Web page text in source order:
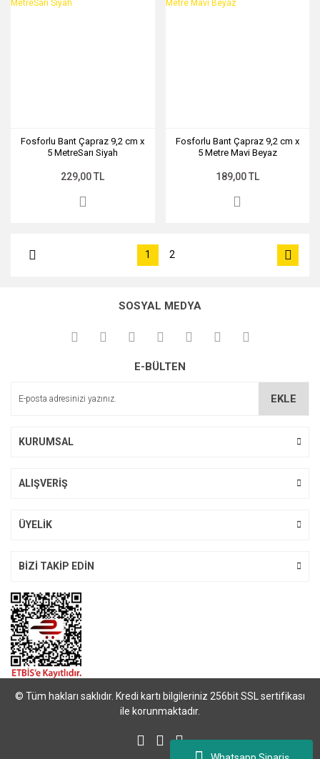
Fosforlu Bant Çapraz 9,2 cm x
5 MetreSarı Siyah
229,00 TL
Fosforlu Bant Çapraz 9,2 cm x
5 Metre Mavi Beyaz
189,00 TL
1 2
SOSYAL MEDYA
E-BÜLTEN
EKLE
KURUMSAL
ALIŞVERİŞ
ÜYELİK
BİZİ TAKİP EDİN
© Tüm hakları saklıdır. Kredi kartı bilgileriniz 256bit SSL sertifikası
ile korunmaktadır.